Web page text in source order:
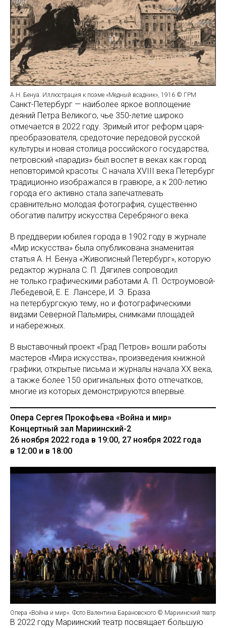
А.Н. Бенуа. Иллюстрация к поэме «Медный всадник», 1916 © ГРМ
Санкт-Петербург — наиболее яркое воплощение
деяний Петра Великого, чье 350-летие широко
отмечается в 2022 году. Зримый итог реформ царя-
преобразователя, средоточие передовой русской
культуры и новая столица российского государства,
петровский «парадиз» был воспет в веках как город
неповторимой красоты. С начала XVIII века Петербург
традиционно изображался в гравюре, а к 200-летию
города его активно стала запечатлевать
сравнительно молодая фотография, существенно
обогатив палитру искусства Серебряного века.
В преддверии юбилея города в 1902 году в журнале
«Мир искусства» была опубликована знаменитая
статья А. Н. Бенуа «Живописный Петербург», которую
редактор журнала С. П. Дягилев сопроводил
не только графическими работами А. П. Остроумовой-
Лебедевой, Е. Е. Лансере, И. Э. Браза
на петербургскую тему, но и фотографическими
видами Северной Пальмиры, снимками площадей
и набережных.
В выставочный проект «Град Петров» вошли работы
мастеров «Мира искусства», произведения книжной
графики, открытые письма и журналы начала XX века,
а также более 150 оригинальных фото отпечатков,
многие из которых демонстрируются впервые.
Опера Сергея Прокофьева «Война и мир»
Концертный зал Мариинский-2
26 ноября 2022 года в 19:00, 27 ноября 2022 года
в 12:00 и в 18:00
Опера «Война и мир». Фото Валентина Барановского © Мариинский театр
В 2022 году Мариинский театр посвящает большую